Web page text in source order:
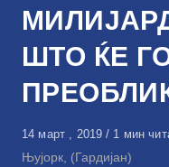
ШТО ЌЕ
Објавено
на
14 март , 2019 1 мин
Њујорк, (Гардијан)